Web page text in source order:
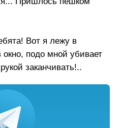
Вот я лежу в
подо мной убивает
заканчивать!..